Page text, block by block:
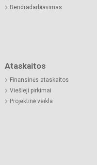
Bendradarbiavimas
Ataskaitos
Finansinės ataskaitos
Viešieji pirkimai
Projektinė veikla